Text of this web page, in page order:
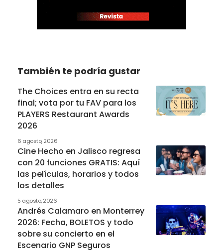
También te podría gustar
The Choices entra en su recta
final; vota por tu FAV para los
PLAYERS Restaurant Awards
2026
6 agosto, 2026
Cine Hecho en Jalisco regresa
con 20 funciones GRATIS: Aquí
las películas, horarios y todos
los detalles
5 agosto, 2026
Andrés Calamaro en Monterrey
2026: Fecha, BOLETOS y todo
sobre su concierto en el
Escenario GNP Seguros